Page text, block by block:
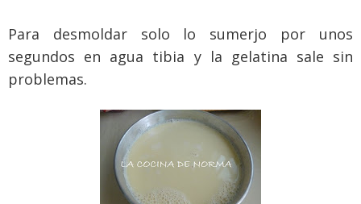
Para desmoldar solo lo sumerjo por unos
segundos en agua tibia y la gelatina sale sin
problemas.